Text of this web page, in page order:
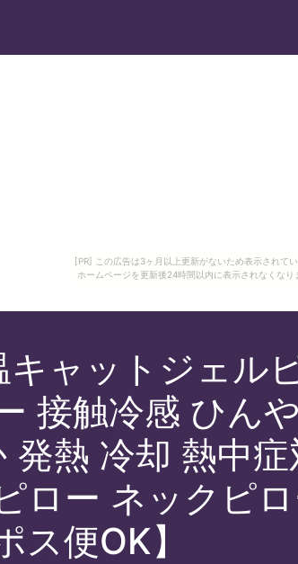
[PR] この広告は3ヶ月以上更新がないため表示されてい
ホームページを更新後24時間以内に表示されなくなり
ャットジェル
接触冷感 ひん
発熱 冷却 熱中
ロー ネックピ
ス便OK】